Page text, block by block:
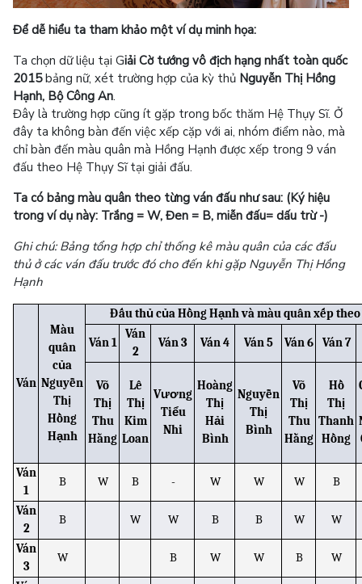
Để dễ hiểu ta tham khảo một ví dụ minh họa:
Ta chọn dữ liệu tại Giải Cờ tướng vô địch hạng nhất toàn quốc
2015bảng nữ, xét trường hợp của kỳ thủ Nguyễn Thị Hồng
Hạnh, Bộ Công An.
Đây là trường hợp cũng ít gặp trong bốc thăm Hệ Thụy Sĩ. Ở
đây ta không bàn đến việc xếp cặp với ai, nhóm điểm nào, mà
chỉ bàn đến màu quân mà Hồng Hạnh được xếp trong 9 ván
đấu theo Hệ Thụy Sĩ tại giải đấu.
Ta có bảng màu quân theo từng ván đấu như sau: (Ký hiệu
trong ví dụ này: Trắng = W, Đen = B, miễn đấu= dấu trừ -)
Ghi chú: Bảng tổng hợp chỉ thống kê màu quân của các đấu
thủ ở các ván đấu trước đó cho đến khi gặp Nguyễn Thị Hồng
Hạnh
Ván
Màu
quân
của
Nguyễn
Thị
Hồng
Hạnh
Đấu thủ của Hồng Hạnh và màu quân xếp
Ván 1
Ván
2
Ván 3 Ván 4 Ván 5 Ván 6 Ván 7
Võ
Thị
Thu
Hằng
Lê
Thị
Kim
Loan
Vương
Tiểu
Nhi
Hoàng
Thị
Hải
Bình
Nguyễn
Thị
Bình
Võ
Thị
Thu
Hằng
Hồ
Thị
Thanh
Hồng
Ván
1
B W B - W W W B
Ván
2
B W W B B W W
Ván
3
W B W W B W